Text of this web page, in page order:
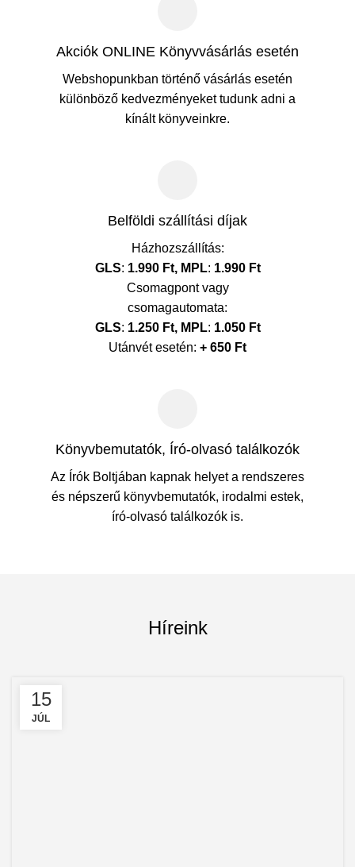
Akciók ONLINE Könyvvásárlás esetén
Webshopunkban történő vásárlás esetén
különböző kedvezményeket tudunk adni a
kínált könyveinkre.
Belföldi szállítási díjak
Házhozszállítás:
GLS: 1.990 Ft, MPL: 1.990 Ft
Csomagpont vagy
csomagautomata:
GLS: 1.250 Ft, MPL: 1.050 Ft
Utánvét esetén: + 650 Ft
Könyvbemutatók, Író-olvasó találkozók
Az Írók Boltjában kapnak helyet a rendszeres
és népszerű könyvbemutatók, irodalmi estek,
író-olvasó találkozók is.
Híreink
15
JÚL